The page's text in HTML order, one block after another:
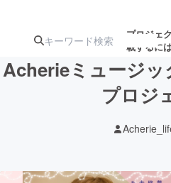
プロジェ
載するに
ジェクト
Acherieミュージッ
プロジ